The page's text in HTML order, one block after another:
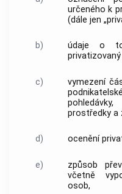
určeného k
(dále jen
b)
údaje o
c)
vymezení
prostředky a
d) ocenění
e)
způsob
včetně
osob,